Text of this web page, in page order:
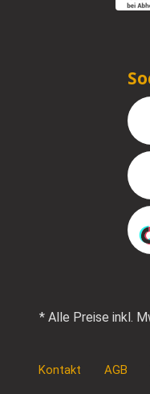
* Alle Preise inkl.
Kontakt AGB